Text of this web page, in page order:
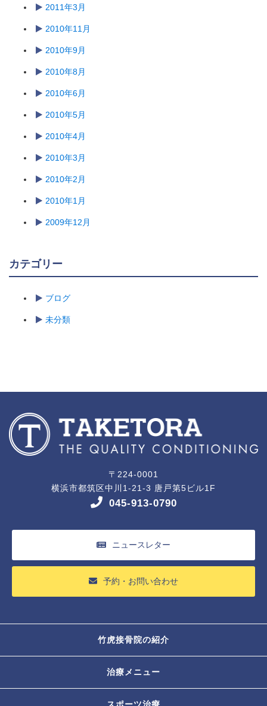
2011年3月
2010年11月
2010年9月
2010年8月
2010年6月
2010年5月
2010年4月
2010年3月
2010年2月
2010年1月
2009年12月
カテゴリー
ブログ
未分類
〒224-0001
横浜市都筑区中川1-21-3 唐戸第5ビル1F
045-913-0790
ニュースレター
予約・お問い合わせ
竹虎接骨院の紹介
治療メニュー
スポーツ治療